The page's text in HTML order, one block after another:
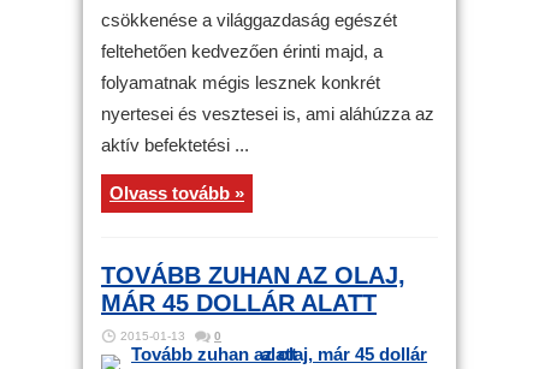
csökkenése a világgazdaság egészét
feltehetően kedvezően érinti majd, a
folyamatnak mégis lesznek konkrét
nyertesei és vesztesei is, ami aláhúzza az
aktív befektetési ...
Olvass tovább »
TOVÁBB ZUHAN AZ OLAJ,
MÁR 45 DOLLÁR ALATT
2015-01-13 0